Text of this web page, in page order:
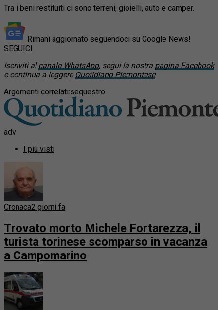
Tra i beni restituiti ci sono terreni, gioielli, auto e camper.
Rimani aggiornato seguendoci su Google News!
SEGUICI
Iscriviti alcanale WhatsApp, segui la nostra pagina Facebook
e continua a leggere Quotidiano Piemontese
Argomenti correlati:sequestro
adv
I più visti
Cronaca2 giorni fa
Trovato morto Michele Fortarezza, il
turista torinese scomparso in vacanza
a Campomarino